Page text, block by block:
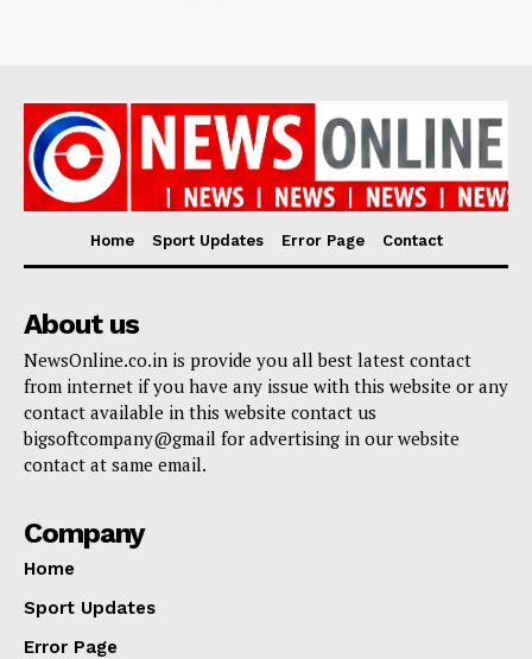
Home Sport Updates Error Page Contact
About us
NewsOnline.co.in is provide you all best latest contact
from internet if you have any issue with this website or any
contact available in this website contact us
bigsoftcompany@gmail for advertising in our website
contact at same email.
Company
Home
Sport Updates
Error Page